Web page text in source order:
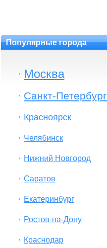
Популярные города
Москва
Санкт-Петербург
Красноярск
Челябинск
Нижний Новгород
Саратов
Екатеринбург
Ростов-на-Дону
Краснодар